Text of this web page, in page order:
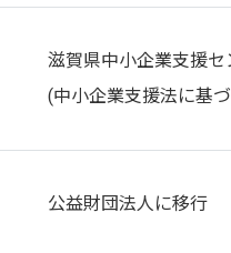
滋賀県中小企業支援セ
(中小企業支援法に基
公益財団法人に移行